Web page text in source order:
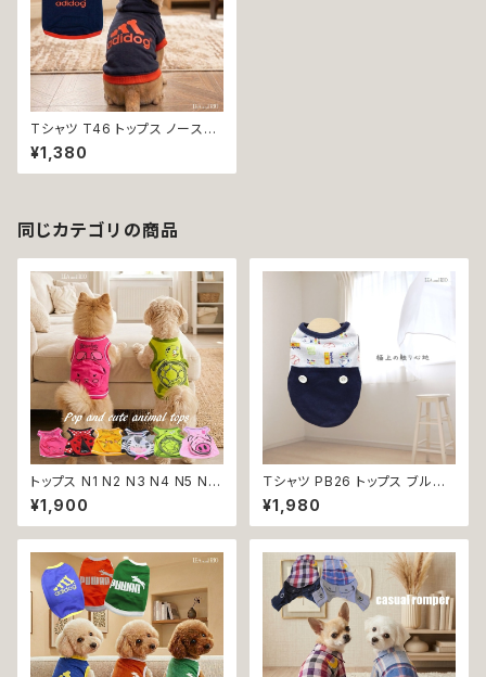
Tシャツ T46 トップス ノースリ
ーブ ネイビー×オレンジ 紺 橙
スポーティー フード 帽子 犬 猫
ペット 犬服 猫服 犬の服 猫の服
¥1,380
同じカテゴリの商品
トップス N1 N2 N3 N4 N5 N6
うさぎ てんとう虫 ひよこ しまう
ま かめ ぶた ポケット ビビット
ドッグウェア dog 犬 猫 ペット
服 オシャレ かわいい 小型犬 返
品交換不可
¥1,900
Ｔシャツ PB26 トップス ブルー
野球 くま ドックウェア 小型犬
犬 猫 dog cat ペット 服 犬服
返品交換不可
¥1,980